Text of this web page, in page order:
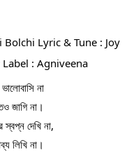
Lyric & Tune : Joy
: Agniveena
না
জাগি না।
দেখি না,
লিখি না।